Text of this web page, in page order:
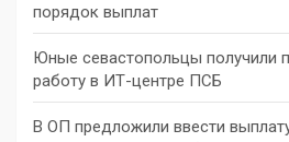
порядок выплат
Юные севастопольцы получили
работу в ИТ-центре ПСБ
В ОП предложили ввести